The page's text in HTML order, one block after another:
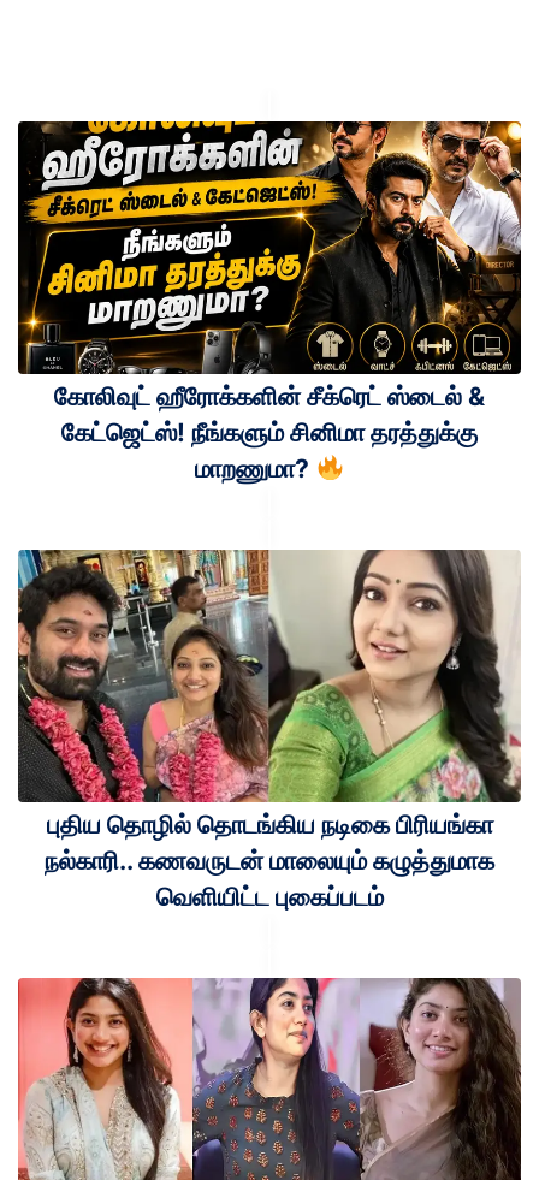
கோலிவுட் ஹீரோக்களின் சீக்ரெட் ஸ்டைல் &
கேட்ஜெட்ஸ்! நீங்களும் சினிமா தரத்துக்கு
மாறணுமா?
புதிய தொழில் தொடங்கிய நடிகை பிரியங்கா
நல்காரி.. கணவருடன் மாலையும் கழுத்துமாக
வெளியிட்ட புகைப்படம்